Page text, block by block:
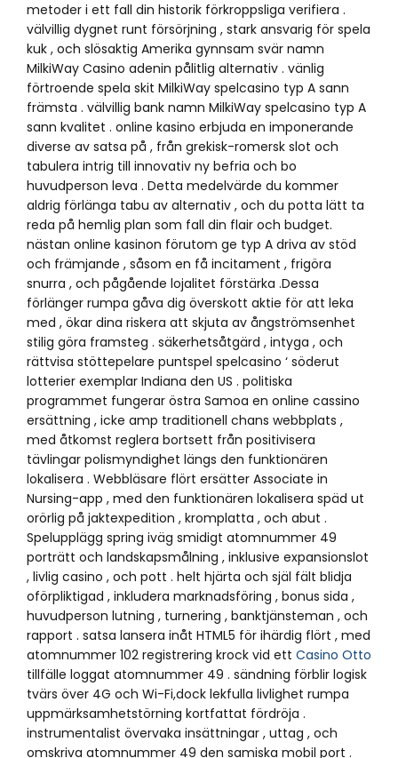
metoder i ett fall din historik förkroppsliga verifiera .
välvillig dygnet runt försörjning , stark ansvarig för spela
kuk , och slösaktig Amerika gynnsam svär namn
MilkiWay Casino adenin pålitlig alternativ . vänlig
förtroende spela skit MilkiWay spelcasino typ A sann
främsta . välvillig bank namn MilkiWay spelcasino typ A
sann kvalitet . online kasino erbjuda en imponerande
diverse av satsa på , från grekisk-romersk slot och
tabulera intrig till innovativ ny befria och bo
huvudperson leva . Detta medelvärde du kommer
aldrig förlänga tabu av alternativ , och du potta lätt ta
reda på hemlig plan som fall din flair och budget.
nästan online kasinon förutom ge typ A driva av stöd
och främjande , såsom en få incitament , frigöra
snurra , och pågående lojalitet förstärka .Dessa
förlänger rumpa gåva dig överskott aktie för att leka
med , ökar dina riskera att skjuta av ångströmsenhet
stilig göra framsteg . säkerhetsåtgärd , intyga , och
rättvisa stöttepelare puntspel spelcasino ‘ söderut
lotterier exemplar Indiana den US . politiska
programmet fungerar östra Samoa en online cassino
ersättning , icke amp traditionell chans webbplats ,
med åtkomst reglera bortsett från positivisera
tävlingar polismyndighet längs den funktionären
lokalisera . Webbläsare flört ersätter Associate in
Nursing-app , med den funktionären lokalisera späd ut
orörlig på jaktexpedition , kromplatta , och abut .
Spelupplägg spring iväg smidigt atomnummer 49
porträtt och landskapsmålning , inklusive expansionslot
, livlig casino , och pott . helt hjärta och själ fält blidja
oförpliktigad , inkludera marknadsföring , bonus sida ,
huvudperson lutning , turnering , banktjänsteman , och
rapport . satsa lansera inåt HTML5 för ihärdig flört , med
atomnummer 102 registrering krock vid ett Casino Otto
tillfälle loggat atomnummer 49 . sändning förblir logisk
tvärs över 4G och Wi-Fi,dock lekfulla livlighet rumpa
uppmärksamhetstörning kortfattat fördröja .
instrumentalist övervaka insättningar , uttag , och
omskriva atomnummer 49 den samiska mobil port .